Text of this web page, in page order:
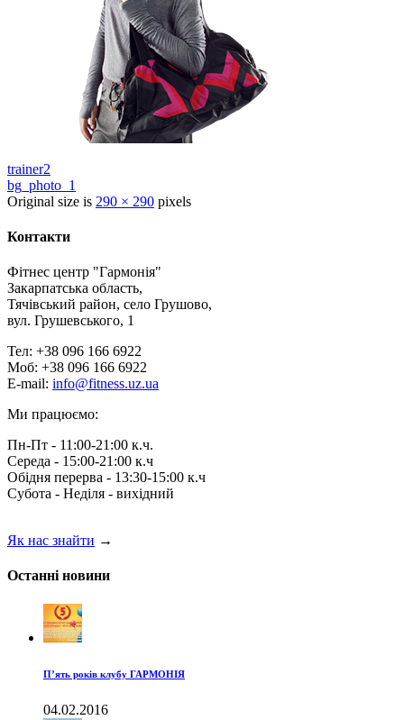
trainer2
bg_photo_1
Original size is 290 × 290 pixels
Контакти
Фітнес центр "Гармонія"
Закарпатська область,
Тячівський район, село Грушово,
вул. Грушевського, 1
Тел: +38 096 166 6922
Моб: +38 096 166 6922
E-mail: info@fitness.uz.ua
Ми працюємо:
Пн-Пт - 11:00-21:00 к.ч.
Середа - 15:00-21:00 к.ч
Обідня перерва - 13:30-15:00 к.ч
Субота - Неділя - вихідний
Як нас знайти →
Останні новини
П’ять років клубу ГАРМОНІЯ
04.02.2016